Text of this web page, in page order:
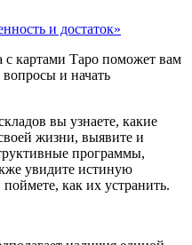
и достаток»
с картами Таро поможет вам
и начать
вы узнаете, какие
жизни, выявите и
программы,
увидите истиную
как их устранить.